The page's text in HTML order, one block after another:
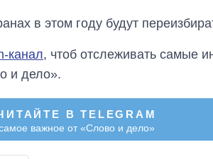
в этом году будут
канал, чтоб отслеживать самые
и дело».
В TELEGRAM
важное от «Слово и дело»